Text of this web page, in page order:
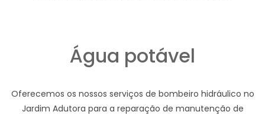
Água potável
Oferecemos os nossos serviços de bombeiro hidráulico no
Jardim Adutora para a reparação de manutenção de